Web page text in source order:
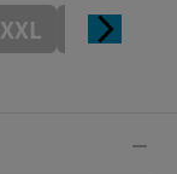
XXL XXXL